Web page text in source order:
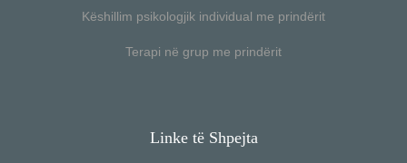
Këshillim psikologjik individual me prindërit
Terapi në grup me prindërit
Linke të Shpejta